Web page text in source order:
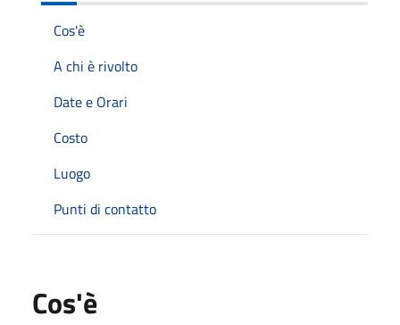
Cos'è
A chi è rivolto
Date e Orari
Costo
Luogo
Punti di contatto
Cos'è